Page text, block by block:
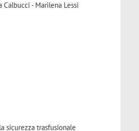
Calbucci - Marilena Lessi
sicurezza trasfusionale